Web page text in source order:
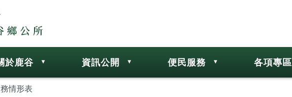
於鹿谷 資訊公開 便民服務 各項專區
情形表